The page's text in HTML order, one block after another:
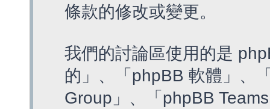
條款的修改或變更。
我們的討論區使用的是
的」、「phpBB 軟體」、
Group」、「phpBB